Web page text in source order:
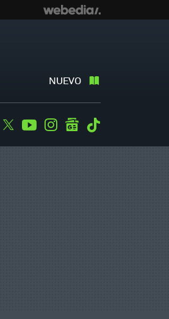
NUEVO
Facebook
TwitterYoutubeInstagramgooglenews